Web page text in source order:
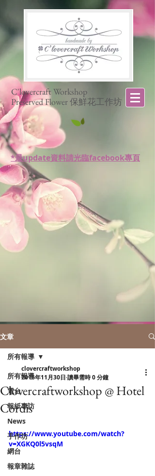
C'lovercraft Workshop
Preserved Flower 保鮮花工作坊
*最update資料請光臨facebook專頁
文章
所有報導
電台
報紙專訪
News
手作坊
網台
報章雜誌
所有報導
Clovercraftworkshop @ Hotel
Cordis
clovercraftworkshop
2016年11月30日 讀畢需時 0 分鐘
https://www.youtube.com/watch?
v=XGKQ0l5vsqM